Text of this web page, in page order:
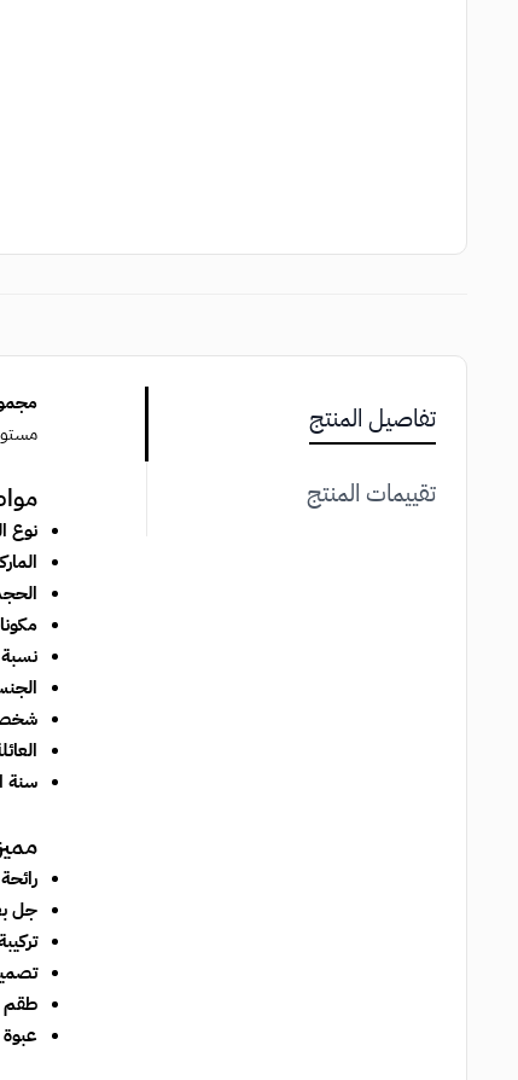
تفاصيل المنتج
تقييمات المنتج
نوع
نسبة
سنة
جل
طقم
عبوة